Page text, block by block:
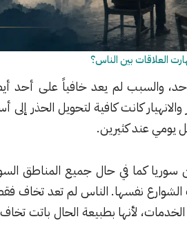
بين الناس؟
لم يعد خافياً على أحد أيضاً. سنوات
كافية لتحويل الحذر إلى أسلوب حياة،
في حال جميع المناطق السورية، تغيّرت
الناس لم تعد تخاف فقط من الغلاء
بطبيعة الحال باتت تخاف من بعضها